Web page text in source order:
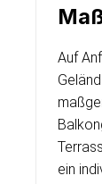
Auf
ein